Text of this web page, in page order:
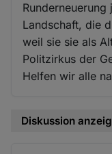
Landschaft, die
weil sie sie als
Politzirkus der
Helfen wir alle
Diskussion